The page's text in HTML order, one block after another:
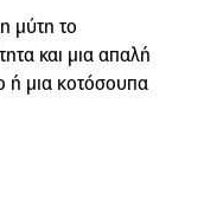
μύτη το
και μια απαλή
ή μια κοτόσουπα